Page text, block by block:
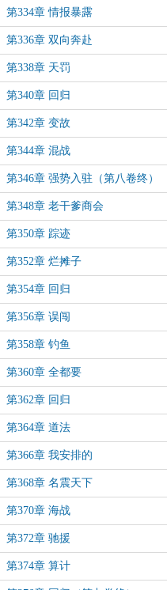
第334章 情报暴露
第336章 双向奔赴
第338章 天罚
第340章 回归
第342章 变故
第344章 混战
第346章 强势入驻（第八卷终）
第348章 老干爹商会
第350章 踪迹
第352章 烂摊子
第354章 回归
第356章 误闯
第358章 钓鱼
第360章 全都要
第362章 回归
第364章 道法
第366章 我安排的
第368章 名震天下
第370章 海战
第372章 驰援
第374章 算计